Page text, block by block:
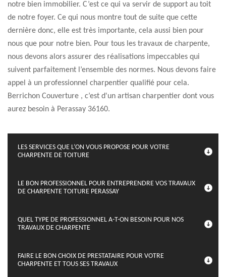
notre bien immobilier. C’est ce qui va servir de support au toit
de notre foyer. Ce qui nous montre tout de suite que cette
dernière donc, elle est très importante, cela aussi bien pour
nous que pour notre bien. Pour tous les travaux de charpente,
nous devons alors assurer des réalisations impeccables qui
suivent parfaitement l’ensemble des normes. Nous devons faire
appel à un professionnel charpentier qualifié pour cela.
Berrichon Couverture , c’est d'un artisan charpentier dont vous
aurez besoin à Perassay 36160.
LES SERVICES QUE L’ON VOUS PROPOSE POUR VOTRE
CHARPENTE DE TOITURE
LE BON PROFESSIONNEL POUR ENTREPRENDRE VOS TRAVAUX
DE CHARPENTE TOITURE PERASSAY
QUEL TYPE DE PROFESSIONNEL A-T-ON BESOIN POUR NOS
TRAVAUX DE CHARPENTE
FAIRE LE BON CHOIX DE PRESTATAIRE POUR VOTRE
CHARPENTE ET TOUS SES TRAVAUX